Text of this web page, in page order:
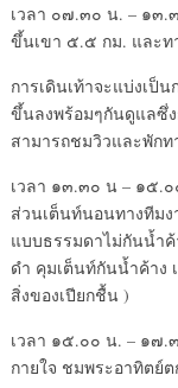
เวลา ๐๗.๓๐ น. – ๑๓.
ขึ้นเขา ๕.๕ กม. และท
การเดินเท้าจะแบ่งเป็
ขึ้นลงพร้อมๆกันดูแลซึ่
สามารถชมวิวและพัก
เวลา ๑๓.๓๐ น – ๑๕.๐
ส่วนเต็นท์นอนทางทีม
แบบธรรมดาไม่กันน้ำค้
ดำ คุมเต็นท์กันน้ำค้าง
สิ่งของเปียกชื้น )
เวลา ๑๕.๐๐ น. – ๑๗.
กายใจ ชมพระอาทิตย์